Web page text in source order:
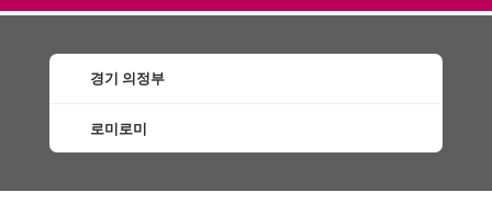
경기 의정부
로미로미